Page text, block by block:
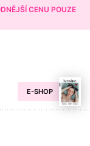
CENU POUZE
E-SHOP